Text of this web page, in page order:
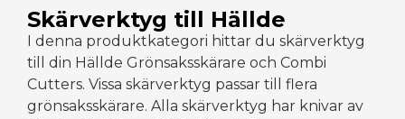
Skärverktyg till Hällde
I denna produktkategori hittar du skärverktyg
till din Hällde Grönsaksskärare och Combi
Cutters. Vissa skärverktyg passar till flera
grönsaksskärare. Alla skärverktyg har knivar av